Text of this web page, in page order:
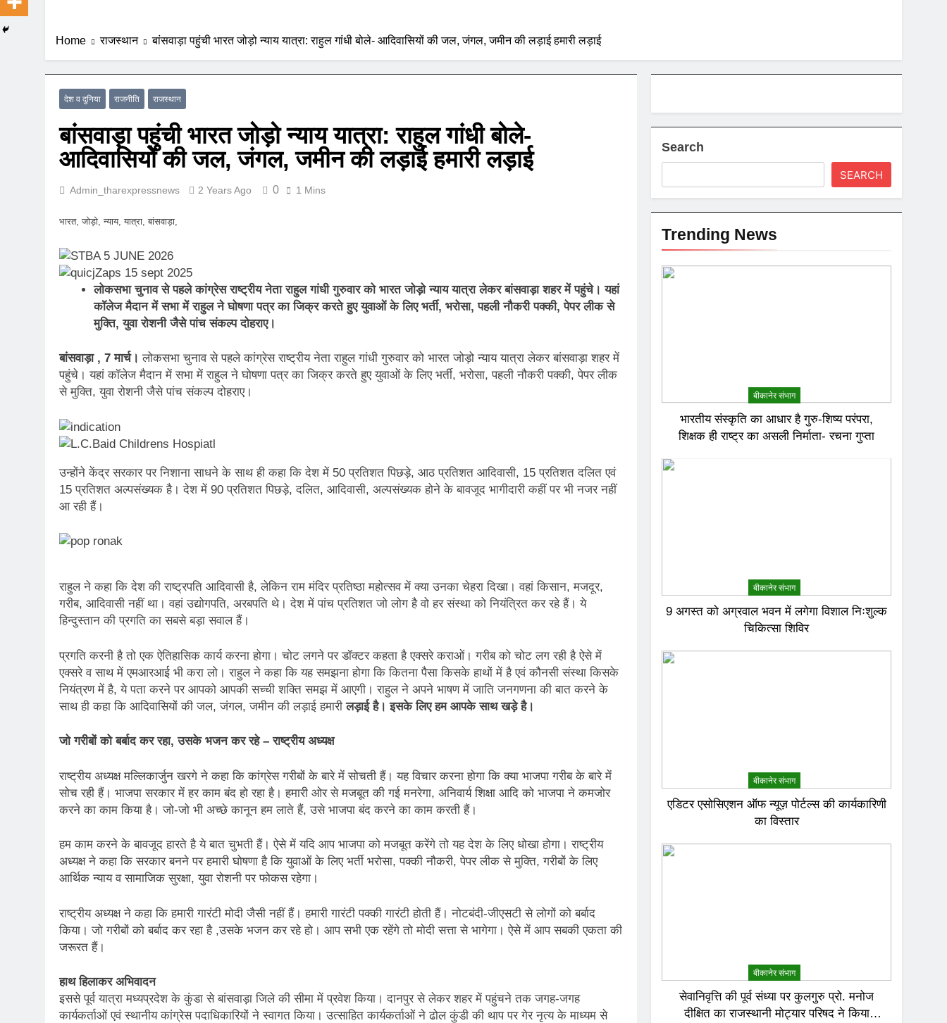
Home राजस्थान बांसवाड़ा पहुंची भारत जोड़ो न्याय यात्रा: राहुल गांधी बोले- आदिवासियों की जल, जंगल, जमीन की लड़ाई हमारी लड़ाई
देश व दुनिया राजनीति राजस्थान
बांसवाड़ा पहुंची भारत जोड़ो न्याय यात्रा: राहुल गांधी बोले-
आदिवासियों की जल, जंगल, जमीन की लड़ाई हमारी लड़ाई
Admin_tharexpressnews 2 Years Ago 0 1 Mins
भारत, जोड़ो, न्याय, यात्रा, बांसवाड़ा,
लोकसभा चुनाव से पहले कांग्रेस राष्ट्रीय नेता राहुल गांधी गुरुवार को भारत जोड़ो न्याय यात्रा लेकर बांसवाड़ा शहर में पहुंचे। यहां
कॉलेज मैदान में सभा में राहुल ने घोषणा पत्र का जिक्र करते हुए युवाओं के लिए भर्ती, भरोसा, पहली नौकरी पक्की, पेपर लीक से
मुक्ति, युवा रोशनी जैसे पांच संकल्प दोहराए।
बांसवाड़ा , 7 मार्च। लोकसभा चुनाव से पहले कांग्रेस राष्ट्रीय नेता राहुल गांधी गुरुवार को भारत जोड़ो न्याय यात्रा लेकर बांसवाड़ा शहर में
पहुंचे। यहां कॉलेज मैदान में सभा में राहुल ने घोषणा पत्र का जिक्र करते हुए युवाओं के लिए भर्ती, भरोसा, पहली नौकरी पक्की, पेपर लीक
से मुक्ति, युवा रोशनी जैसे पांच संकल्प दोहराए।
उन्होंने केंद्र सरकार पर निशाना साधने के साथ ही कहा कि देश में 50 प्रतिशत पिछड़े, आठ प्रतिशत आदिवासी, 15 प्रतिशत दलित एवं
15 प्रतिशत अल्पसंख्यक है। देश में 90 प्रतिशत पिछड़े, दलित, आदिवासी, अल्पसंख्यक होने के बावजूद भागीदारी कहीं पर भी नजर नहीं
आ रही हैं।
राहुल ने कहा कि देश की राष्ट्रपति आदिवासी है, लेकिन राम मंदिर प्रतिष्ठा महोत्सव में क्या उनका चेहरा दिखा। वहां किसान, मजदूर,
गरीब, आदिवासी नहीं था। वहां उद्योगपति, अरबपति थे। देश में पांच प्रतिशत जो लोग है वो हर संस्था को नियंत्रित कर रहे हैं। ये
हिन्दुस्तान की प्रगति का सबसे बड़ा सवाल हैं।
प्रगति करनी है तो एक ऐतिहासिक कार्य करना होगा। चोट लगने पर डॉक्टर कहता है एक्सरे कराओं। गरीब को चोट लग रही है ऐसे में
एक्सरे व साथ में एमआरआई भी करा लो। राहुल ने कहा कि यह समझना होगा कि कितना पैसा किसके हाथों में है एवं कौनसी संस्था किसके
नियंत्रण में है, ये पता करने पर आपको आपकी सच्ची शक्ति समझ में आएगी। राहुल ने अपने भाषण में जाति जनगणना की बात करने के
साथ ही कहा कि आदिवासियों की जल, जंगल, जमीन की लड़ाई हमारीलड़ाई है। इसके लिए हम आपके साथ खड़े है।
जो गरीबों को बर्बाद कर रहा, उसके भजन कर रहे – राष्ट्रीय अध्यक्ष
राष्ट्रीय अध्यक्ष मल्लिकार्जुन खरगे ने कहा कि कांग्रेस गरीबों के बारे में सोचती हैं। यह विचार करना होगा कि क्या भाजपा गरीब के बारे में
सोच रही हैं। भाजपा सरकार में हर काम बंद हो रहा है। हमारी ओर से मजबूत की गई मनरेगा, अनिवार्य शिक्षा आदि को भाजपा ने कमजोर
करने का काम किया है। जो-जो भी अच्छे कानून हम लाते हैं, उसे भाजपा बंद करने का काम करती हैं।
हम काम करने के बावजूद हारते है ये बात चुभती हैं। ऐसे में यदि आप भाजपा को मजबूत करेंगे तो यह देश के लिए धोखा होगा। राष्ट्रीय
अध्यक्ष ने कहा कि सरकार बनने पर हमारी घोषणा है कि युवाओं के लिए भर्ती भरोसा, पक्की नौकरी, पेपर लीक से मुक्ति, गरीबों के लिए
आर्थिक न्याय व सामाजिक सुरक्षा, युवा रोशनी पर फोकस रहेगा।
राष्ट्रीय अध्यक्ष ने कहा कि हमारी गारंटी मोदी जैसी नहीं हैं। हमारी गारंटी पक्की गारंटी होती हैं। नोटबंदी-जीएसटी से लोगों को बर्बाद
किया। जो गरीबों को बर्बाद कर रहा है ,उसके भजन कर रहे हो। आप सभी एक रहेंगे तो मोदी सत्ता से भागेगा। ऐसे में आप सबकी एकता की
जरूरत हैं।
हाथ हिलाकर अभिवादन
इससे पूर्व यात्रा मध्यप्रदेश के कुंडा से बांसवाड़ा जिले की सीमा में प्रवेश किया। दानपुर से लेकर शहर में पहुंचने तक जगह-जगह
कार्यकर्ताओं एवं स्थानीय कांग्रेस पदाधिकारियों ने स्वागत किया। उत्साहित कार्यकर्ताओं ने ढोल कुंडी की थाप पर गेर नृत्य के माध्यम से
Search
SEARCH
Trending News
बीकानेर संभाग
भारतीय संस्कृति का आधार है गुरु-शिष्य परंपरा,
शिक्षक ही राष्ट्र का असली निर्माता- रचना गुप्ता
बीकानेर संभाग
9 अगस्त को अग्रवाल भवन में लगेगा विशाल निःशुल्क
चिकित्सा शिविर
बीकानेर संभाग
एडिटर एसोसिएशन ऑफ न्यूज़ पोर्टल्स की कार्यकारिणी
का विस्तार
बीकानेर संभाग
सेवानिवृत्ति की पूर्व संध्या पर कुलगुरु प्रो. मनोज
दीक्षित का राजस्थानी मोट्यार परिषद ने किया